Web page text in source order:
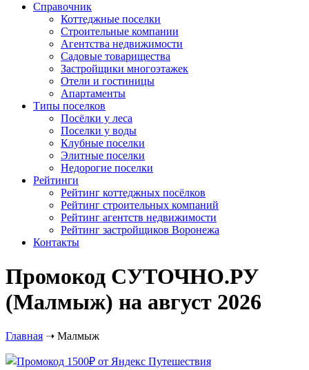
Справочник
Коттеджные поселки
Строительные компании
Агентства недвижимости
Садовые товарищества
Застройщики многоэтажек
Отели и гостиницы
Апартаменты
Типы поселков
Посёлки у леса
Поселки у воды
Клубные поселки
Элитные поселки
Недорогие поселки
Рейтинги
Рейтинг коттеджных посёлков
Рейтинг строительных компаний
Рейтинг агентств недвижимости
Рейтинг застройщиков Воронежа
Контакты
Промокод СУТОЧНО.РУ
(Малмыж) на август 2026
Главная ➝ Малмыж